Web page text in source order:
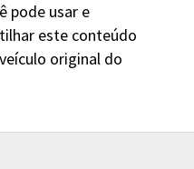
pode usar e
este conteúdo
original do